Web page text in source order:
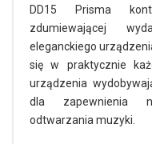
DD15 Prisma
zdumiewającej
eleganckiego
się w praktycznie
urządzenia
dla zapewnienia
odtwarzania muzyki.